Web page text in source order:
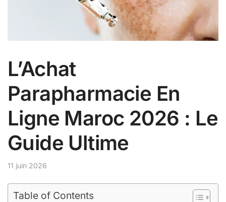
L’Achat
Parapharmacie En
Ligne Maroc 2026 : Le
Guide Ultime
11 juin 2026
Table of Contents